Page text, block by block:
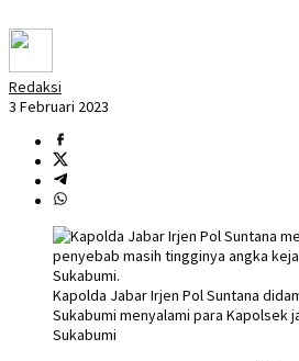
Redaksi
3 Februari 2023
Kapolda Jabar Irjen Pol Suntana
Sukabumi menyalami para Kapolsek
Sukabumi